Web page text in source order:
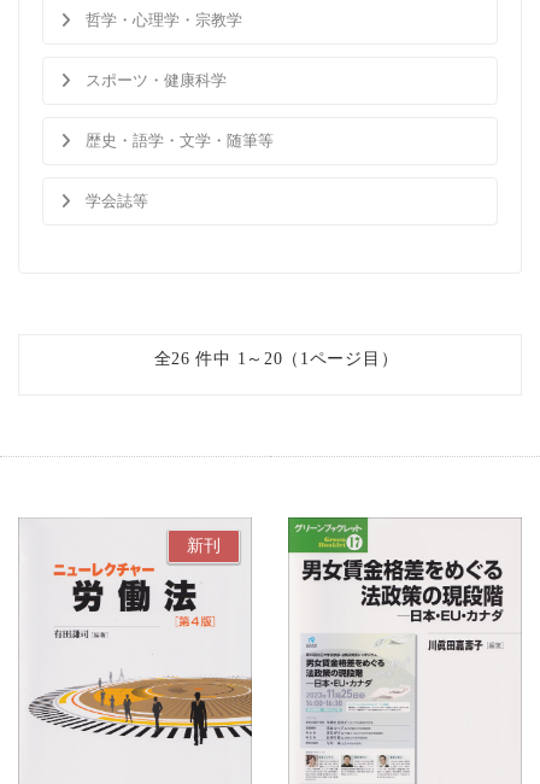
哲学・心理学・宗教学
スポーツ・健康科学
歴史・語学・文学・随筆等
学会誌等
全26 件中 1～20（1ページ目）
新刊